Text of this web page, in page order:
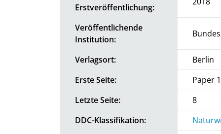
Erstveröffentlichung:
Veröffentlichende
Institution:
Verlagsort:
Berlin
Erste Seite:
Paper
Letzte Seite:
8
DDC-Klassifikation: